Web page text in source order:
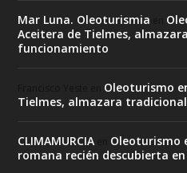
Mar Luna. Oleoturismia
Aceitera de Tielmes,
funcionamiento
Oleoturismo
Tielmes, almazara
CLIMAMURCIA
Oleoturismo
romana recién descubierta